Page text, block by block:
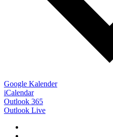
Google Kalender
iCalendar
Outlook 365
Outlook Live